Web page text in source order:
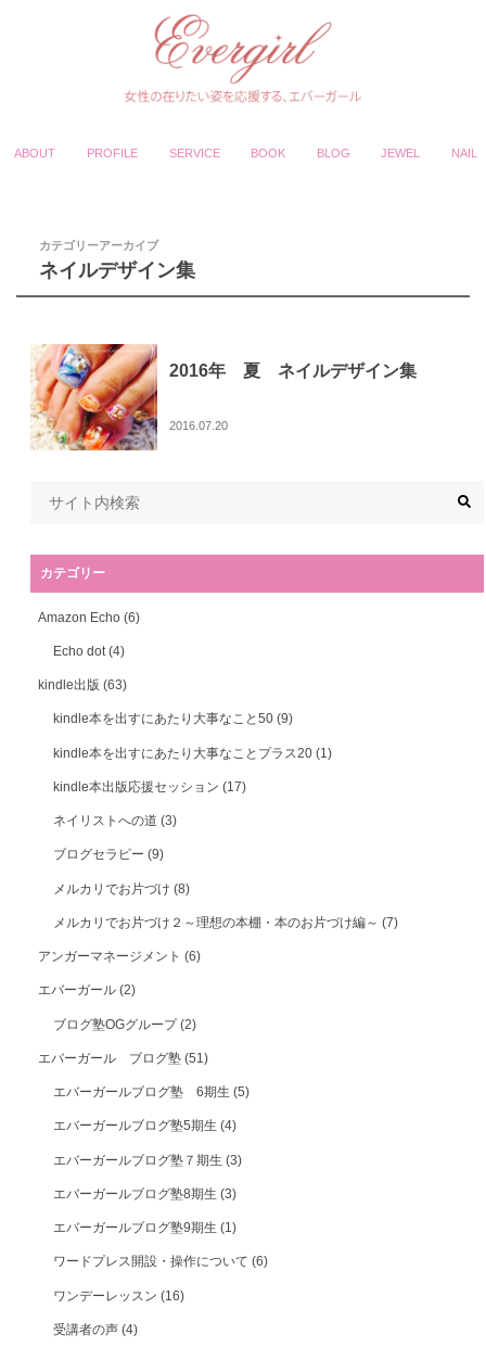
ABOUT PROFILE SERVICE BOOK BLOG JEWEL NAIL
カテゴリーアーカイブ
ネイルデザイン集
2016年 夏 ネイルデザイン集
2016.07.20
カテゴリー
Amazon Echo(6)
Echo dot(4)
kindle出版(63)
kindle本を出すにあたり大事なこと50(9)
kindle本を出すにあたり大事なことプラス20(1)
kindle本出版応援セッション(17)
ネイリストへの道(3)
ブログセラピー(9)
メルカリでお片づけ(8)
メルカリでお片づけ２～理想の本棚・本のお片づけ編～(7)
アンガーマネージメント(6)
エバーガール(2)
ブログ塾OGグループ(2)
エバーガール ブログ塾(51)
エバーガールブログ塾 6期生(5)
エバーガールブログ塾5期生(4)
エバーガールブログ塾７期生(3)
エバーガールブログ塾8期生(3)
エバーガールブログ塾9期生(1)
ワードプレス開設・操作について(6)
ワンデーレッスン(16)
受講者の声(4)